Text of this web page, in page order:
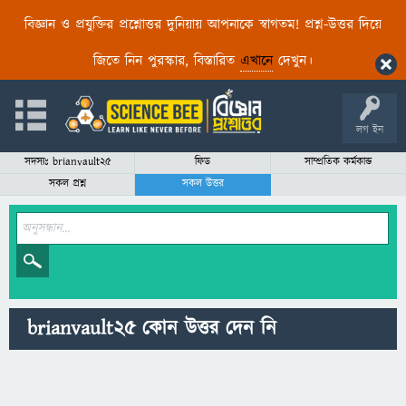
বিজ্ঞান ও প্রযুক্তির প্রশ্নোত্তর দুনিয়ায় আপনাকে স্বাগতম! প্রশ্ন-উত্তর দিয়ে
জিতে নিন পুরস্কার, বিস্তারিত এখানেদেখুন।
লগ ইন
সদস্যঃ brianvault25 ফিড
সাম্প্রতিক কর্মকান্ড
সকল প্রশ্ন
সকল উত্তর
brianvault25 কোন উত্তর দেন নি